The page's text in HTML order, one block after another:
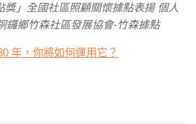
獎」全國社區照顧關懷據點表揚 個人
鑼鄉竹森社區發展協會-竹森據點
年，你將如何運用它？